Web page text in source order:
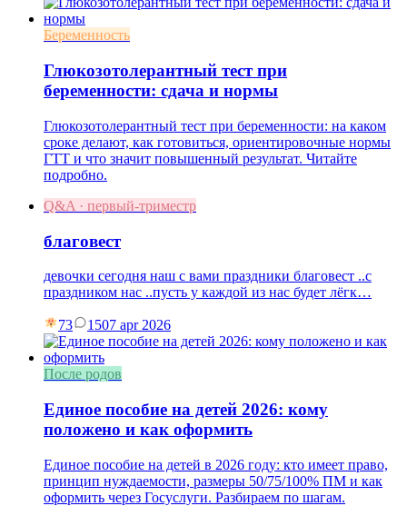
Беременность
Глюкозотолерантный тест при
беременности: сдача и нормы
Глюкозотолерантный тест при беременности: на каком
сроке делают, как готовиться, ориентировочные нормы
ГТТ и что значит повышенный результат. Читайте
подробно.
Q&A · первый-триместр
благовест
девочки сегодня наш с вами праздники благовест ..с
праздником нас ..пусть у каждой из нас будет лёгк…
73 1507 apr 2026
После родов
Единое пособие на детей 2026: кому
положено и как оформить
Единое пособие на детей в 2026 году: кто имеет право,
принцип нуждаемости, размеры 50/75/100% ПМ и как
оформить через Госуслуги. Разбираем по шагам.